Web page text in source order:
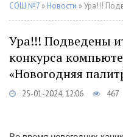
СОШ №7 » Новости » Ура!!! Подведены
Ура!!! Подведены
конкурса
«Новогодняя
25-01-2024, 12:06 467